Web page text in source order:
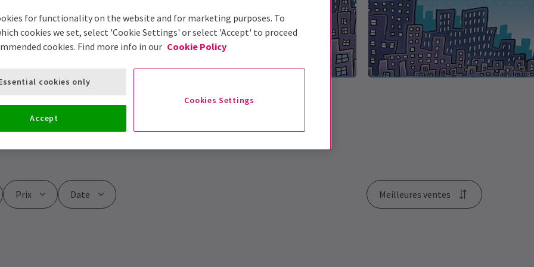
Centre
Prix Date Meilleures ventes
for functionality on the website and for marketing purposes. To
cookies we set, select 'Cookie Settings' or select 'Accept' to proceed
cookies. Find more info in our Cookie Policy
Cookies Settings
cookies only
Accept